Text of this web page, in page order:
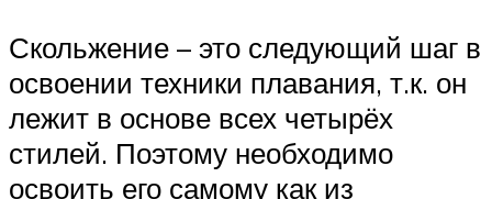
Скольжение – это следующий шаг в
освоении техники плавания, т.к. он
лежит в основе всех четырёх
стилей. Поэтому необходимо
освоить его самому как из